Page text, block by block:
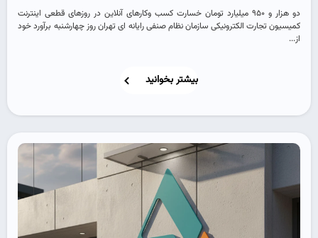
دو هزار و ۹۵۰ میلیارد تومان خسارت کسب وکارهای آنلاین در روزهای قطعی اینترنت
کمیسیون تجارت الکترونیکی سازمان نظام صنفی رایانه ای تهران روز چهارشنبه برآورد خود
از...
بیشتر بخوانید